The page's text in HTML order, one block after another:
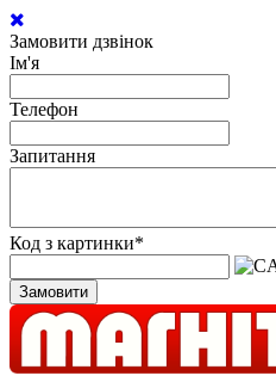
Замовити дзвінок
Ім'я
Телефон
Запитання
Код з картинки*
Замовити